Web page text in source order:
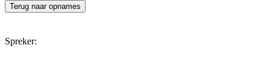
Terug naar opnames
Spreker: